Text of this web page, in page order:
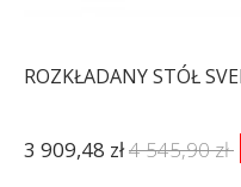
ROZKŁADANY STÓŁ
3 909,48 zł4 545,90 zł